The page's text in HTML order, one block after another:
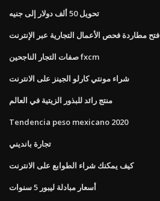
تحويل 50 ألف دولار إلى جنيه
فتح مطاردة فحص الأعمال التجارية عبر الإنترنت
صفات التجار الناجحين fxcm
شراء مونتي كارلو الجينز على الانترنت
منتج رائد للبذور الزيتية في العالم
Tendencia peso mexicano 2020
تجارة بانديني
كيف يمكنك شراء الطوابع على الانترنت
أسعار مبادلة ليبور 5 سنوات